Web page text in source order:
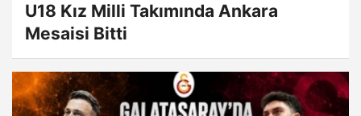
U18 Kız Milli Takımında Ankara
Mesaisi Bitti